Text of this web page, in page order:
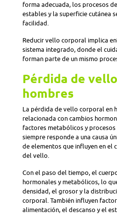
forma adecuada, los procesos
estables y la superficie cutánea
facilidad.
Reducir vello corporal implica
sistema integrado, donde el
forman parte de un mismo
Pérdida de
hombres
La pérdida de vello corporal en
relacionada con cambios
factores metabólicos y
siempre responde a una causa
de elementos que influyen en el
del vello.
Con el paso del tiempo, el
hormonales y metabólicos, lo
densidad, el grosor y la
corporal. También influyen
alimentación, el descanso y el